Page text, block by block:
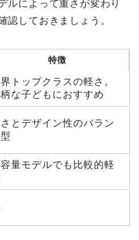
ルによって重さが変わり
認しておきましょう。
特徴
トップクラスの軽さ。
な子どもにおすすめ
とデザイン性のバラン
量モデルでも比較的軽